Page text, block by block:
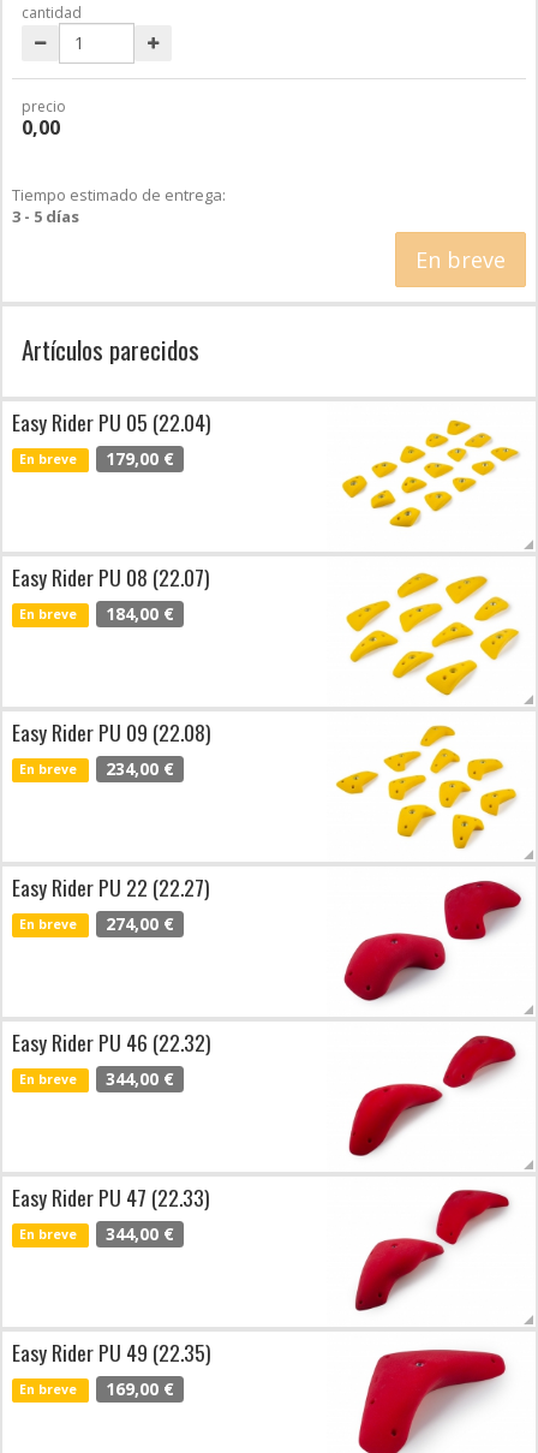
cantidad
precio
0,00
Tiempo estimado de entrega:
3 - 5 días
En breve
Artículos parecidos
Easy Rider PU 05 (22.04)
En breve 179,00 €
Easy Rider PU 08 (22.07)
En breve 184,00 €
Easy Rider PU 09 (22.08)
En breve 234,00 €
Easy Rider PU 22 (22.27)
En breve 274,00 €
Easy Rider PU 46 (22.32)
En breve 344,00 €
Easy Rider PU 47 (22.33)
En breve 344,00 €
Easy Rider PU 49 (22.35)
En breve 169,00 €